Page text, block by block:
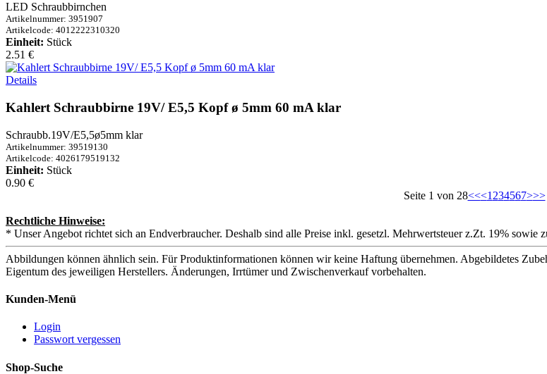
LED Schraubbirnchen
Artikelnummer: 3951907
Artikelcode: 4012222310320
Einheit: Stück
2.51 €
Details
Kahlert Schraubbirne 19V/ E5,5 Kopf ø 5mm 60 mA klar
Schraubb.19V/E5,5ø5mm klar
Artikelnummer: 39519130
Artikelcode: 4026179519132
Einheit: Stück
0.90 €
Seite 1 von 28<<<1 234567>>>
Rechtliche Hinweise:
* Unser Angebot richtet sich an Endverbraucher. Deshalb sind alle Preise inkl. gesetzl. Mehrwertsteuer z.Zt. 19% sowie
Abbildungen können ähnlich sein. Für Produktinformationen können wir keine Haftung übernehmen. Abgebildetes
Eigentum des jeweiligen Herstellers. Änderungen, Irrtümer und Zwischenverkauf vorbehalten.
Kunden-Menü
Login
Passwort vergessen
Shop-Suche